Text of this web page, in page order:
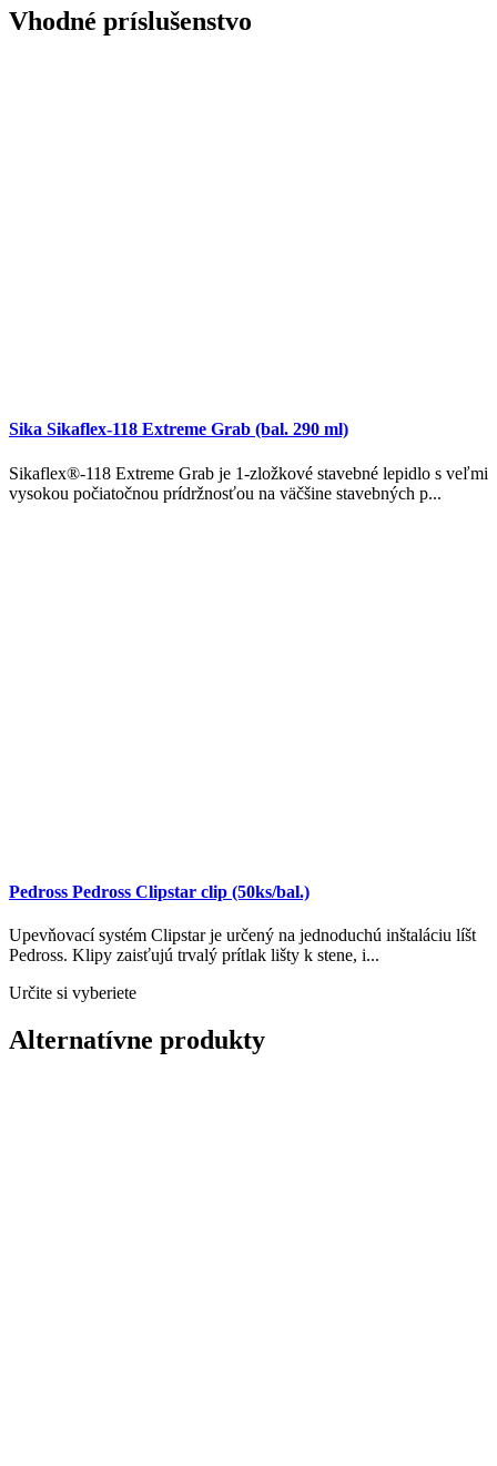
Vhodné príslušenstvo
Sika Sikaflex-118 Extreme Grab (bal. 290 ml)
Sikaflex®-118 Extreme Grab je 1-zložkové stavebné lepidlo s veľmi
vysokou počiatočnou prídržnosťou na väčšine stavebných p...
Pedross Pedross Clipstar clip (50ks/bal.)
Upevňovací systém Clipstar je určený na jednoduchú inštaláciu líšt
Pedross. Klipy zaisťujú trvalý prítlak lišty k stene, i...
Určite si vyberiete
Alternatívne produkty